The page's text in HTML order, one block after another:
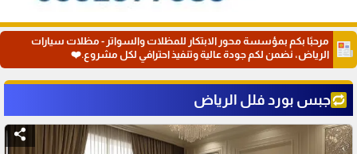
مرحبًا بكم بمؤسسة محور الابتكار للمظلات والسواتر - مظلات سيارات
الرياض، نضمن لكم جودة عالية وتنفيذ احترافي لكل مشروع.❤️
جبس بورد فلل الرياض